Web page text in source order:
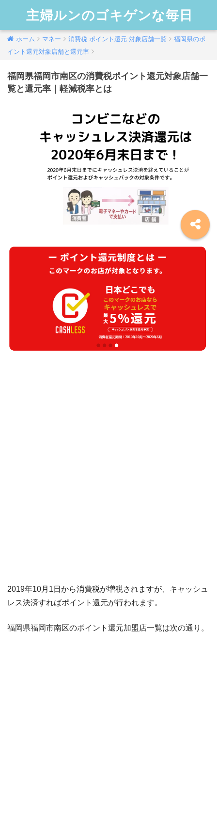
主婦ルンのゴキゲンな毎日
ホーム マネー 消費税 ポイント還元 対象店舗一覧
福岡県のポ
イント還元対象店舗と還元率
福岡県福岡市南区の消費税ポイント還元対象店舗一
覧と還元率｜軽減税率とは
2019年10月1日から消費税が増税されますが、キャッシュ
レス決済すればポイント還元が行われます。
福岡県福岡市南区のポイント還元加盟店一覧は次の通り。